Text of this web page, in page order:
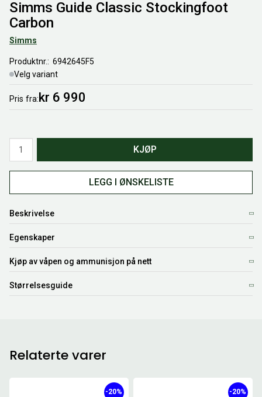
Simms Guide Classic Stockingfoot
Carbon
Simms
Produktnr.
6942645F5
Velg variant
Pris fra kr 6 990
KJØP
LEGG I ØNSKELISTE
Beskrivelse
Egenskaper
Kjøp av våpen og ammunisjon på nett
Størrelsesguide
Relaterte varer
-20% -20%